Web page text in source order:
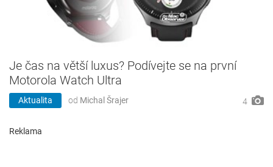
Je čas na větší luxus? Podívejte se na první
Motorola Watch Ultra
Aktualita od Michal Šrajer 4
Reklama